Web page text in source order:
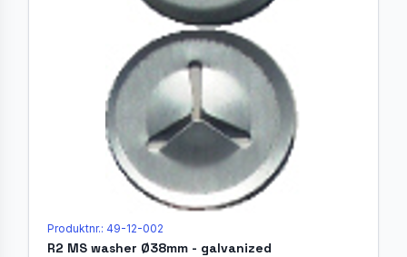
Produktnr.: 49-12-002
R2 MS washer Ø38mm - galvanized